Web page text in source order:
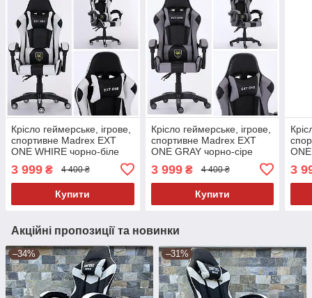
Крісло геймерське, ігрове,
спортивне Madrex EXT
ONE WHIRE чорно-біле
3 999 ₴ 4 400 ₴
Купити
Крісло геймерське, ігрове,
спортивне Madrex EXT
ONE GRAY чорно-сіре
3 999₴ 4 400 ₴
Купити
3
Акційні пропозиції та новинки
–34% –31%